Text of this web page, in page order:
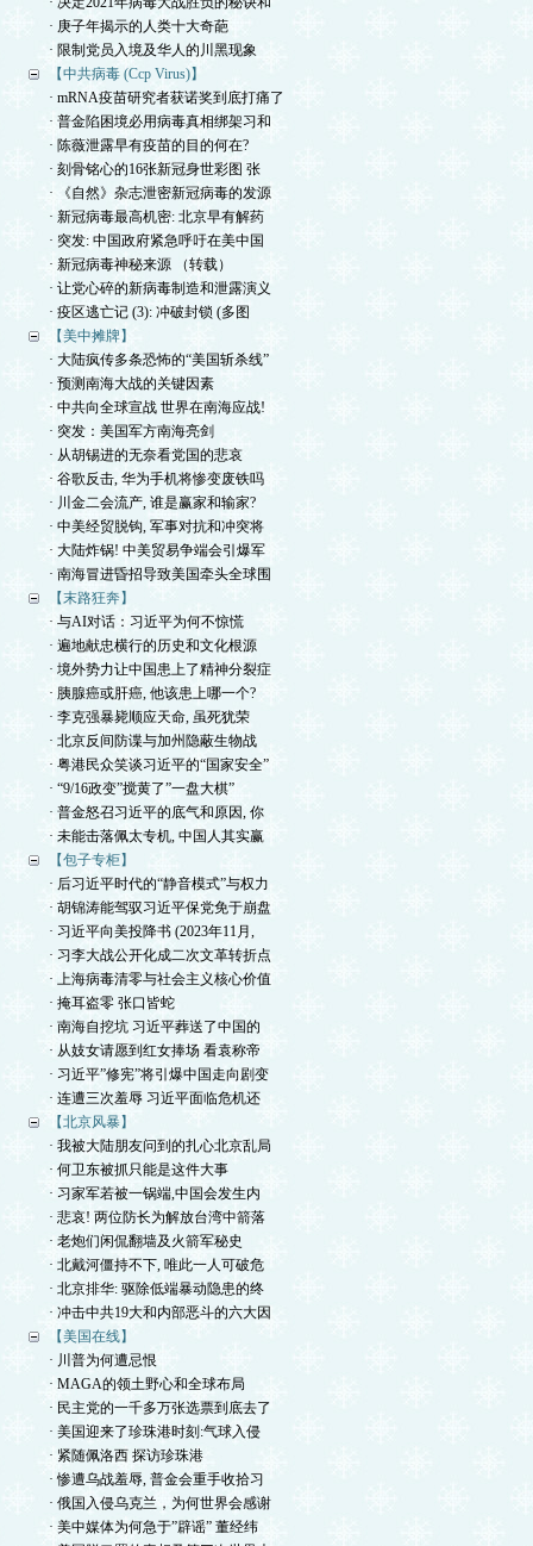
· 庚子年揭示的人类十大奇葩
· 限制党员入境及华人的川黑现象
【中共病毒 (Ccp Virus)】
· mRNA疫苗研究者获诺奖到底打痛了
· 普金陷困境必用病毒真相绑架习和
· 陈薇泄露早有疫苗的目的何在?
· 刻骨铭心的16张新冠身世彩图 张
· 《自然》杂志泄密新冠病毒的发源
· 新冠病毒最高机密: 北京早有解药
· 突发: 中国政府紧急呼吁在美中国
· 新冠病毒神秘来源 （转载）
· 让党心碎的新病毒制造和泄露演义
· 疫区逃亡记 (3): 冲破封锁 (多图
【美中摊牌】
· 大陆疯传多条恐怖的“美国斩杀线”
· 预测南海大战的关键因素
· 中共向全球宣战 世界在南海应战!
· 突发：美国军方南海亮剑
· 从胡锡进的无奈看党国的悲哀
· 谷歌反击, 华为手机将惨变废铁吗
· 川金二会流产, 谁是赢家和输家?
· 中美经贸脱钩, 军事对抗和冲突将
· 大陆炸锅! 中美贸易争端会引爆军
· 南海冒进昏招导致美国牵头全球围
【末路狂奔】
· 与AI对话：习近平为何不惊慌
· 遍地献忠横行的历史和文化根源
· 境外势力让中国患上了精神分裂症
· 胰腺癌或肝癌, 他该患上哪一个?
· 李克强暴毙顺应天命, 虽死犹荣
· 北京反间防谍与加州隐蔽生物战
· 粤港民众笑谈习近平的“国家安全”
· “9/16政变”搅黄了”一盘大棋”
· 普金怒召习近平的底气和原因, 你
· 未能击落佩太专机, 中国人其实赢
【包子专柜】
· 后习近平时代的“静音模式”与权力
· 胡锦涛能驾驭习近平保党免于崩盘
· 习近平向美投降书 (2023年11月,
· 习李大战公开化成二次文革转折点
· 上海病毒清零与社会主义核心价值
· 掩耳盗零 张口皆蛇
· 南海自挖坑 习近平葬送了中国的
· 从妓女请愿到红女捧场 看袁称帝
· 习近平”修宪”将引爆中国走向剧变
· 连遭三次羞辱 习近平面临危机还
【北京风暴】
· 我被大陆朋友问到的扎心北京乱局
· 何卫东被抓只能是这件大事
· 习家军若被一锅端,中国会发生内
· 悲哀! 两位防长为解放台湾中箭落
· 老炮们闲侃翻墙及火箭军秘史
· 北戴河僵持不下, 唯此一人可破危
· 北京排华: 驱除低端暴动隐患的终
· 冲击中共19大和内部恶斗的六大因
【美国在线】
· 川普为何遭忌恨
· MAGA的领土野心和全球布局
· 民主党的一千多万张选票到底去了
· 美国迎来了珍珠港时刻:气球入侵
· 紧随佩洛西 探访珍珠港
· 惨遭乌战羞辱, 普金会重手收拾习
· 俄国入侵乌克兰，为何世界会感谢
· 美中媒体为何急于”辟谣” 董经纬